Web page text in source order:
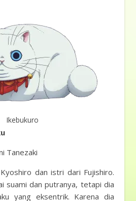
Ikebukuro
Tanezaki
dan istri dari Fujishiro.
suami dan putranya, tetapi dia
yang eksentrik. Karena dia